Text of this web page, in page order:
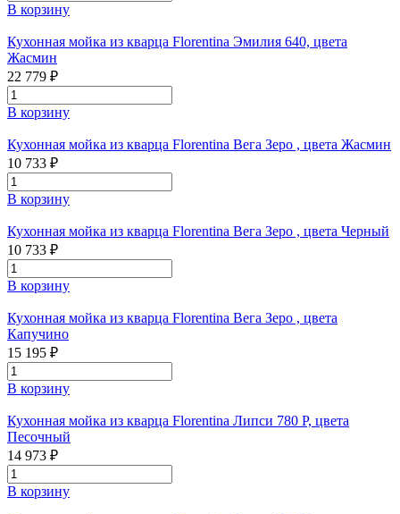
В корзину
Кухонная мойка из кварца Florentina Эмилия 640, цвета
Жасмин
22 779 ₽
В корзину
Кухонная мойка из кварца Florentina Вега Зеро , цвета Жасмин
10 733 ₽
В корзину
Кухонная мойка из кварца Florentina Вега Зеро , цвета Черный
10 733 ₽
В корзину
Кухонная мойка из кварца Florentina Вега Зеро , цвета
Капучино
15 195 ₽
В корзину
Кухонная мойка из кварца Florentina Липси 780 Р, цвета
Песочный
14 973 ₽
В корзину